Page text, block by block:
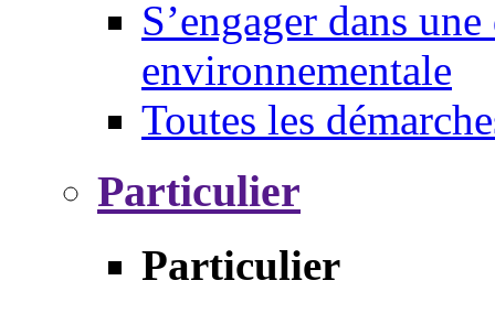
S’engager dans
environnementale
Toutes les
Particulier
Particulier